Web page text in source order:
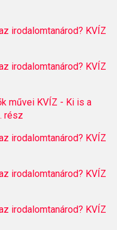
irodalomtanárod? KVÍZ
irodalomtanárod? KVÍZ
művei KVÍZ - Ki is a
rész
irodalomtanárod? KVÍZ
irodalomtanárod? KVÍZ
irodalomtanárod? KVÍZ